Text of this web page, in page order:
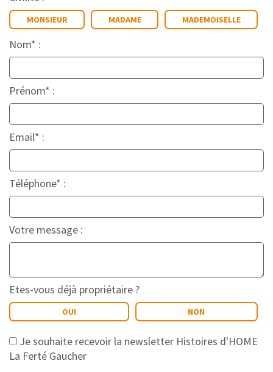
MONSIEUR MADAME MADEMOISELLE
Nom* :
Prénom* :
Email* :
Téléphone* :
Votre message :
Etes-vous déjà propriétaire ?
OUI NON
Je souhaite recevoir la newsletter Histoires d'HOME
La Ferté Gaucher